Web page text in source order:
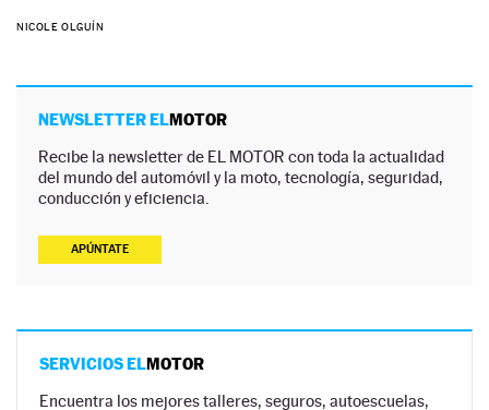
NICOLE OLGUÍN
NEWSLETTER ELMOTOR
Recibe la newsletter de EL MOTOR con toda la actualidad
del mundo del automóvil y la moto, tecnología, seguridad,
conducción y eficiencia.
APÚNTATE
SERVICIOS ELMOTOR
Encuentra los mejores talleres, seguros, autoescuelas,